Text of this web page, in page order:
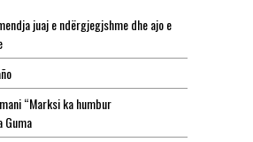
juaj e ndërgjegjshme dhe ajo e
“Marksi ka humbur
Guma